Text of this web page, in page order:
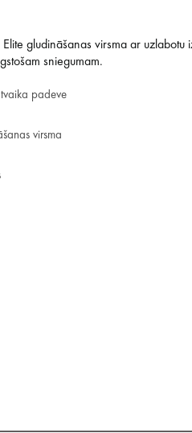
gludināšanas virsma ar uzlabotu
sniegumam.
padeve
virsma